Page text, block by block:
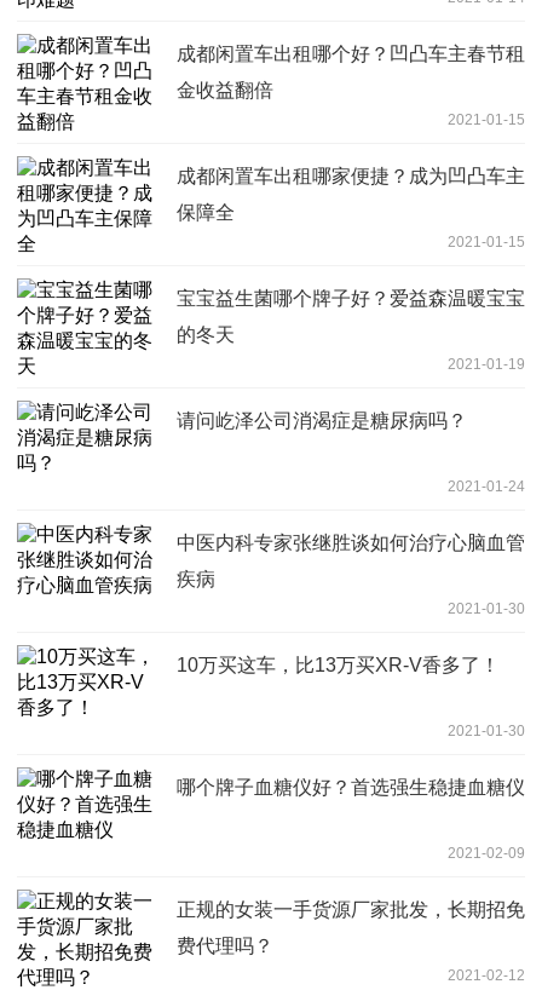
成都闲置车出租哪个好？凹凸车主春节租
金收益翻倍
2021-01-15
成都闲置车出租哪家便捷？成为凹凸车主
保障全
2021-01-15
宝宝益生菌哪个牌子好？爱益森温暖宝宝
的冬天
2021-01-19
请问屹泽公司消渴症是糖尿病吗？
2021-01-24
中医内科专家张继胜谈如何治疗心脑血管
疾病
2021-01-30
10万买这车，比13万买XR-V香多了！
2021-01-30
哪个牌子血糖仪好？首选强生稳捷血糖仪
2021-02-09
正规的女装一手货源厂家批发，长期招免
费代理吗？
2021-02-12